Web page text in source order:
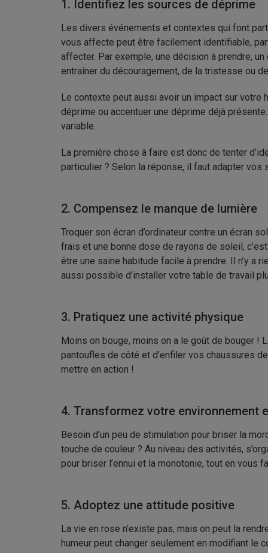
1. Identifiez les sources de déprime
Les divers événements et contextes qui font
vous affecte peut être facilement identifiable,
affecter. Par exemple, une décision à prendre,
entraîner du découragement, de la tristesse ou
Le contexte peut aussi avoir un impact sur votre
déprime ou accentuer une déprime déjà
variable.
La première chose à faire est donc de tenter
particulier ? Selon la réponse, il faut adapter
2. Compensez le manque de lumière
Troquer son écran d’ordinateur contre un écran
frais et une bonne dose de rayons de soleil,
être une saine habitude facile à prendre. Il n’y a
aussi possible d’installer votre table de travail
3. Pratiquez une activité physique
Moins on bouge, moins on a le goût de bouger !
pantoufles de côté et d’enfiler vos chaussures
mettre en action !
4. Transformez votre environnement
Besoin d’un peu de stimulation pour briser la
touche de couleur ? Au niveau des activités,
pour briser l’ennui et la monotonie, tout en
5. Adoptez une attitude positive
La vie en rose n’existe pas, mais on peut la
humeur peut changer seulement en modifiant le